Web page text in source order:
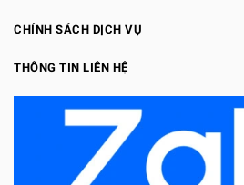
CHÍNH SÁCH DỊCH VỤ
THÔNG TIN LIÊN HỆ